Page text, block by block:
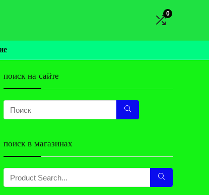
0
поиск на сайте
поиск в магазинах